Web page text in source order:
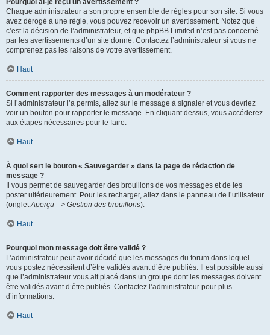
Pourquoi ai-je reçu un avertissement ?
Chaque administrateur a son propre ensemble de règles pour son site. Si vous
avez dérogé à une règle, vous pouvez recevoir un avertissement. Notez que
c’est la décision de l’administrateur, et que phpBB Limited n’est pas concerné
par les avertissements d’un site donné. Contactez l’administrateur si vous ne
comprenez pas les raisons de votre avertissement.
Haut
Comment rapporter des messages à un modérateur ?
Si l’administrateur l’a permis, allez sur le message à signaler et vous devriez
voir un bouton pour rapporter le message. En cliquant dessus, vous accéderez
aux étapes nécessaires pour le faire.
Haut
À quoi sert le bouton « Sauvegarder » dans la page de rédaction de
message ?
Il vous permet de sauvegarder des brouillons de vos messages et de les
poster ultérieurement. Pour les recharger, allez dans le panneau de l’utilisateur
(ongletAperçu --> Gestion des brouillons).
Haut
Pourquoi mon message doit être validé ?
L’administrateur peut avoir décidé que les messages du forum dans lequel
vous postez nécessitent d’être validés avant d’être publiés. Il est possible aussi
que l’administrateur vous ait placé dans un groupe dont les messages doivent
être validés avant d’être publiés. Contactez l’administrateur pour plus
d’informations.
Haut